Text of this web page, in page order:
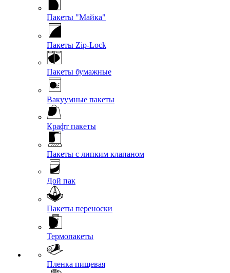
Пакеты "Майка"
Пакеты Zip-Lock
Пакеты бумажные
Вакуумные пакеты
Крафт пакеты
Пакеты с липким клапаном
Дой пак
Пакеты переноски
Термопакеты
Пленка пищевая